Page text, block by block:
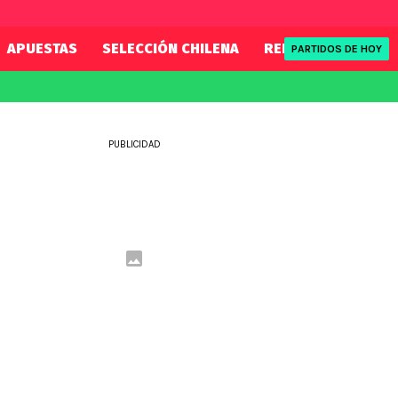
APUESTAS SELECCIÓN CHILENA REDSPORT
PARTIDOS DE HOY
PUBLICIDAD